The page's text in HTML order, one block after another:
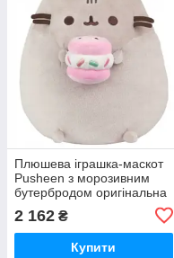
Плюшева іграшка-маскот
Pusheen з морозивним
бутербродом оригінальна
2 162 ₴
Купити